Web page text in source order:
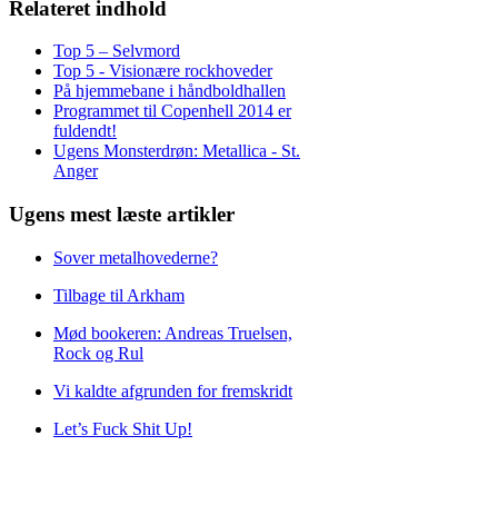
Relateret indhold
Top 5 – Selvmord
Top 5 - Visionære rockhoveder
På hjemmebane i håndboldhallen
Programmet til Copenhell 2014 er
fuldendt!
Ugens Monsterdrøn: Metallica - St.
Anger
Ugens mest læste artikler
Sover metalhovederne?
Tilbage til Arkham
Mød bookeren: Andreas Truelsen,
Rock og Rul
Vi kaldte afgrunden for fremskridt
Let’s Fuck Shit Up!